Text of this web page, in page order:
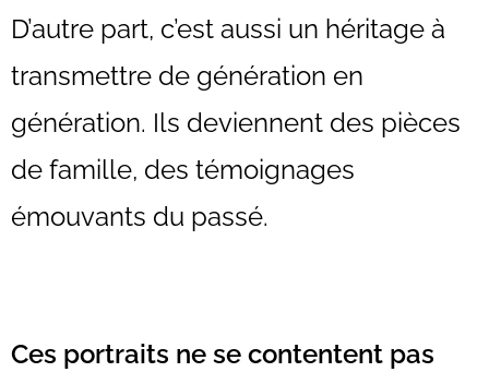
D’autre part, c’est aussi un héritage à
transmettre de génération en
génération. Ils deviennent des pièces
de famille, des témoignages
émouvants du passé.
Ces portraits ne se contentent pas